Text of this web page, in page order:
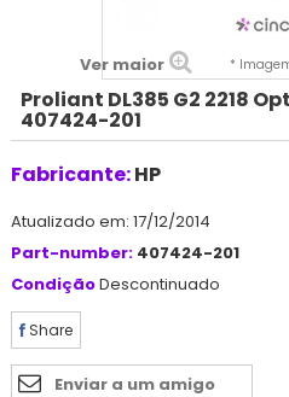
Ver maior *
Proliant DL385 G2 2218
407424-201
Fabricante:HP
Atualizado em: 17/12/2014
Part-number: 407424-201
CondiçãoDescontinuado
Share
Enviar a um amigo